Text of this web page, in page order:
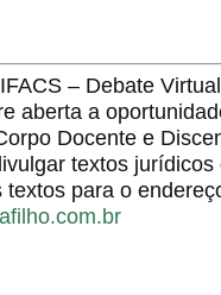
– Debate
aberta a
Docente e
textos
para o